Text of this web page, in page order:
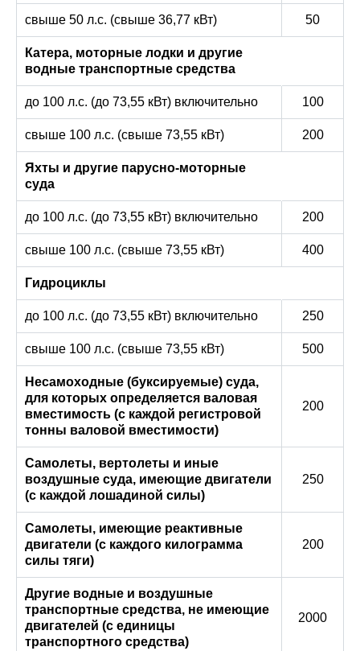
свыше 50 л.с. (свыше 36,77 кВт) 50
Катера, моторные лодки и другие
водные транспортные средства
до 100 л.с. (до 73,55 кВт) включительно 100
свыше 100 л.с. (свыше 73,55 кВт) 200
Яхты и другие парусно-моторные
суда
до 100 л.с. (до 73,55 кВт) включительно 200
свыше 100 л.с. (свыше 73,55 кВт) 400
Гидроциклы
до 100 л.с. (до 73,55 кВт) включительно 250
свыше 100 л.с. (свыше 73,55 кВт) 500
Несамоходные (буксируемые) суда,
для которых определяется валовая
вместимость (с каждой регистровой
тонны валовой вместимости)
200
Самолеты, вертолеты и иные
воздушные суда, имеющие двигатели
(с каждой лошадиной силы)
250
Самолеты, имеющие реактивные
двигатели (с каждого килограмма
силы тяги)
200
Другие водные и воздушные
транспортные средства, не имеющие
двигателей (с единицы
транспортного средства)
2000